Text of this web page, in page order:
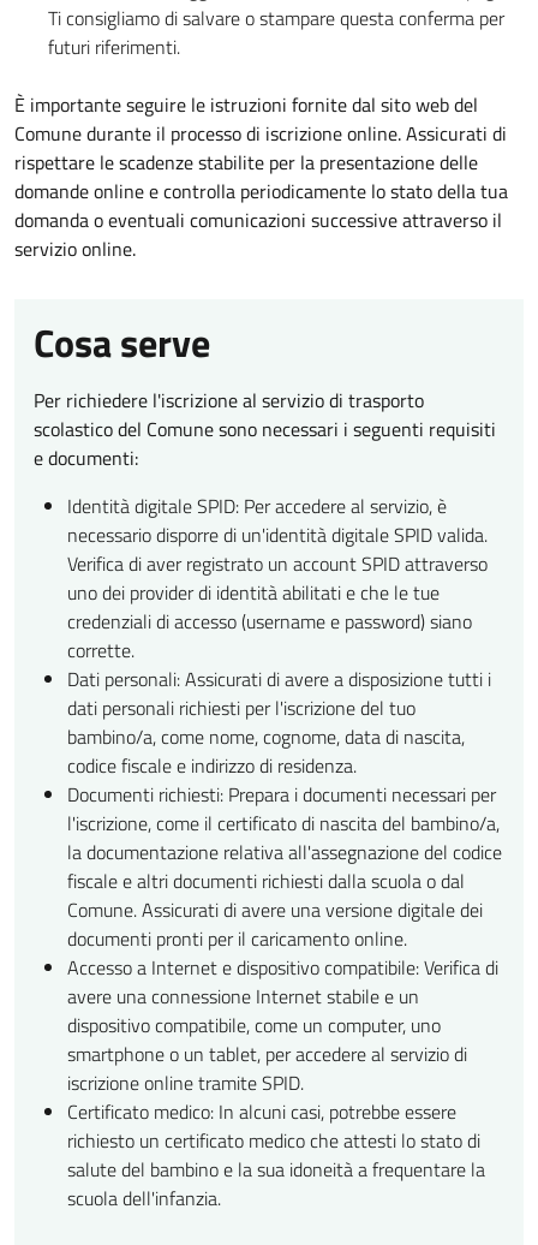
Ti consigliamo di salvare o stampare questa conferma per
futuri riferimenti.
È importante seguire le istruzioni fornite dal sito web del
Comune durante il processo di iscrizione online. Assicurati di
rispettare le scadenze stabilite per la presentazione delle
domande online e controlla periodicamente lo stato della tua
domanda o eventuali comunicazioni successive attraverso il
servizio online.
Cosa serve
Per richiedere l'iscrizione al servizio di trasporto
scolastico del Comune sono necessari i seguenti requisiti
e documenti:
Identità digitale SPID: Per accedere al servizio, è
necessario disporre di un'identità digitale SPID valida.
Verifica di aver registrato un account SPID attraverso
uno dei provider di identità abilitati e che le tue
credenziali di accesso (username e password) siano
corrette.
Dati personali: Assicurati di avere a disposizione tutti i
dati personali richiesti per l'iscrizione del tuo
bambino/a, come nome, cognome, data di nascita,
codice fiscale e indirizzo di residenza.
Documenti richiesti: Prepara i documenti necessari per
l'iscrizione, come il certificato di nascita del bambino/a,
la documentazione relativa all'assegnazione del codice
fiscale e altri documenti richiesti dalla scuola o dal
Comune. Assicurati di avere una versione digitale dei
documenti pronti per il caricamento online.
Accesso a Internet e dispositivo compatibile: Verifica di
avere una connessione Internet stabile e un
dispositivo compatibile, come un computer, uno
smartphone o un tablet, per accedere al servizio di
iscrizione online tramite SPID.
Certificato medico: In alcuni casi, potrebbe essere
richiesto un certificato medico che attesti lo stato di
salute del bambino e la sua idoneità a frequentare la
scuola dell'infanzia.